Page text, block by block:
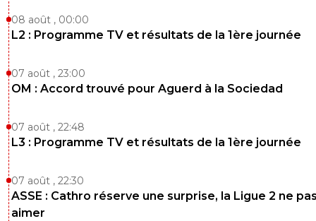
08 août , 00:00
L2 : Programme TV et résultats de la 1ère journée
07 août , 23:00
OM : Accord trouvé pour Aguerd à la Sociedad
07 août , 22:48
L3 : Programme TV et résultats de la 1ère journée
07 août , 22:30
ASSE : Cathro réserve une surprise, la Ligue 2 ne
aimer